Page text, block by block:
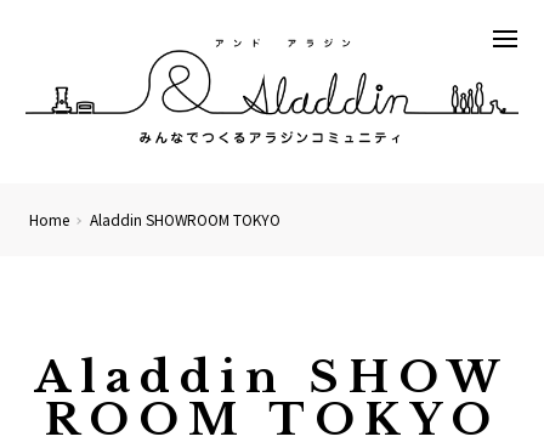
Home Aladdin SHOWROOM TOKYO
Aladdin SHOW
ROOM TOKYO